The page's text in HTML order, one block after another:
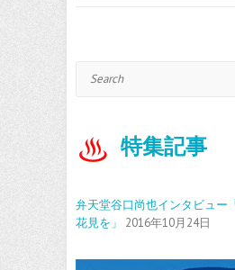
特集記事
弁天堂谷口尚也インタビュー
花見を」
2016年10月24日